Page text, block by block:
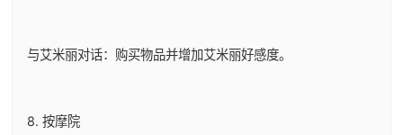
与艾米丽对话：购买物品并增加艾米丽好感度。
8. 按摩院